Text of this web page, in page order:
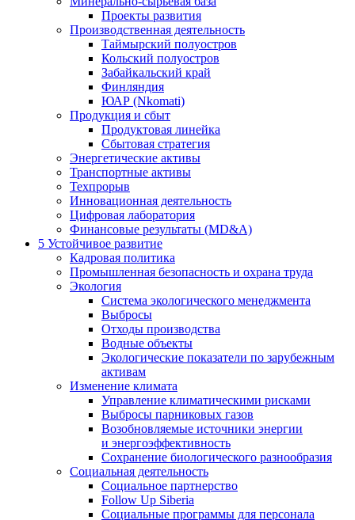
Проекты развития
Производственная деятельность
Таймырский полуостров
Кольский полуостров
Забайкальский край
Финляндия
ЮАР (Nkomati)
Продукция и сбыт
Продуктовая линейка
Сбытовая стратегия
Энергетические активы
Транспортные активы
Техпрорыв
Инновационная деятельность
Цифровая лаборатория
Финансовые результаты (MD&A)
5 Устойчивое развитие
Кадровая политика
Промышленная безопасность и охрана труда
Экология
Система экологического менеджмента
Выбросы
Отходы производства
Водные объекты
Экологические показатели по зарубежным
активам
Изменение климата
Управление климатическими рисками
Выбросы парниковых газов
Возобновляемые источники энергии
и энергоэффективность
Сохранение биологического разнообразия
Социальная деятельность
Социальное партнерство
Follow Up Siberia
Социальные программы для персонала